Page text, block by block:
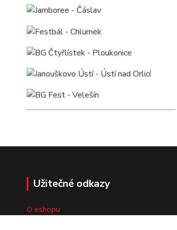
Užitečné odkazy
O eshopu